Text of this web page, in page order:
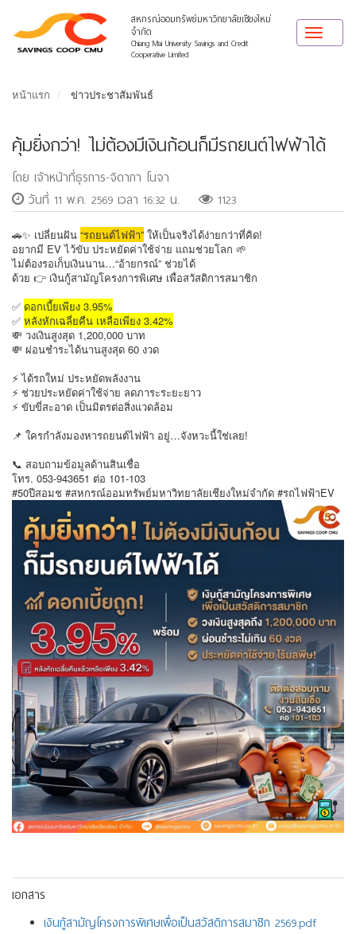
สหกรณ์ออมทรัพย์มหาวิทยาลัยเชียงใหม่
จำกัด
Chiang Mai University Savings and Credit
Cooperative Limited
Toggle
หน้าแรก ข่าวประชาสัมพันธ์
คุ้มยิ่งกว่า! ไม่ต้องมีเงินก้อนก็มีรถยนต์ไฟฟ้าได้
โดย เจ้าหน้าที่ธุรการ-จิดาภา โนจา
วันที่ 11 พ.ค. 2569 เวลา 16:32 น.
1123
🚗✨ เปลี่ยนฝัน “รถยนต์ไฟฟ้า” ให้เป็นจริงได้ง่ายกว่าที่คิด!
อยากมี EV ไว้ขับ ประหยัดค่าใช้จ่าย แถมช่วยโลก 🌱
ไม่ต้องรอเก็บเงินนาน…“อ้ายกรณ์” ช่วยได้
ด้วย 👉 เงินกู้สามัญโครงการพิเศษ เพื่อสวัสดิการสมาชิก
✅ ดอกเบี้ยเพียง 3.95%
✅ หลังหักเฉลี่ยคืน เหลือเพียง 3.42%
💸 วงเงินสูงสุด 1,200,000 บาท
💸 ผ่อนชำระได้นานสูงสุด 60 งวด
⚡ ได้รถใหม่ ประหยัดพลังงาน
⚡ ช่วยประหยัดค่าใช้จ่าย ลดภาระระยะยาว
⚡ ขับขี่สะอาด เป็นมิตรต่อสิ่งแวดล้อม
📌 ใครกำลังมองหารถยนต์ไฟฟ้า อยู่…จังหวะนี้ใช่เลย!
📞 สอบถามข้อมูลด้านสินเชื่อ
โทร. 053-943651 ต่อ 101-103
#50ปีสอมช #สหกรณ์ออมทรัพย์มหาวิทยาลัยเชียงใหม่จำกัด #รถไฟฟ้าEV
เอกสาร
เงินกู้สามัญโครงการพิเศษเพื่อเป็นสวัสดิการสมาชิก 2569.pdf